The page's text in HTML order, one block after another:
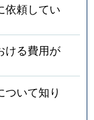
依頼してい
ける費用が
いて知り